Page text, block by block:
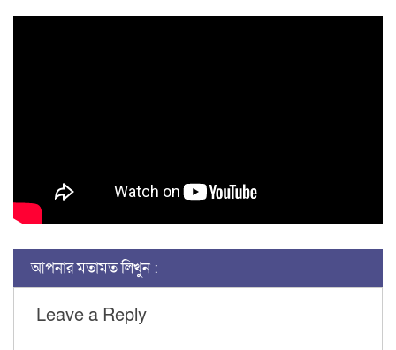
আপনার মতামত লিখুন :
Leave a Reply